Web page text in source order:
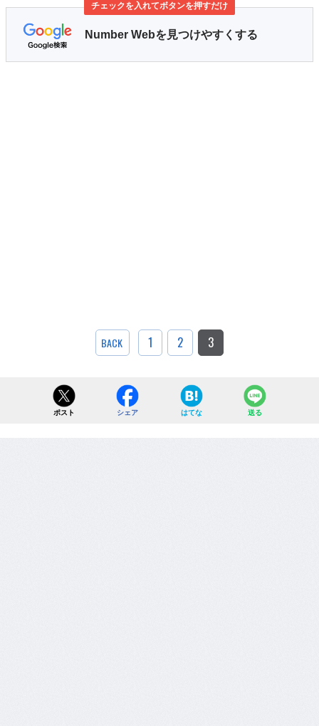
チェックを入れてボタンを押すだけ
Number Webを見つけやすくする
BACK 1 2 3
ポスト シェア はてな 送る